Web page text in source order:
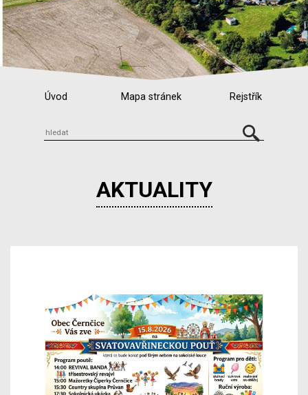
Úvod Mapa stránek Rejstřík
AKTUALITY